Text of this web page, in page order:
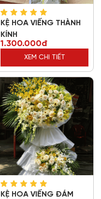
KỆ HOA VIẾNG THÀNH
KÍNH
1.300.000đ
XEM CHI TIẾT
KỆ HOA VIẾNG ĐÁM